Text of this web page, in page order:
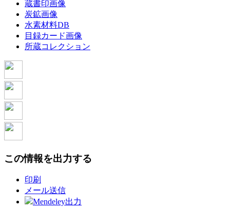
蔵書印画像
炭鉱画像
水素材料DB
目録カード画像
所蔵コレクション
この情報を出力する
印刷
メール送信
Mendeley出力